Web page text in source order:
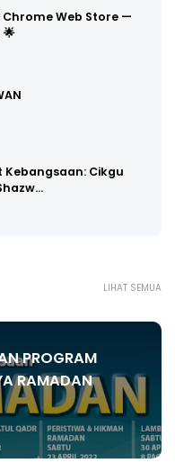
Chrome Web Store —
Cikgu
LIHAT SEMUA
PROGRAM
RAMADAN